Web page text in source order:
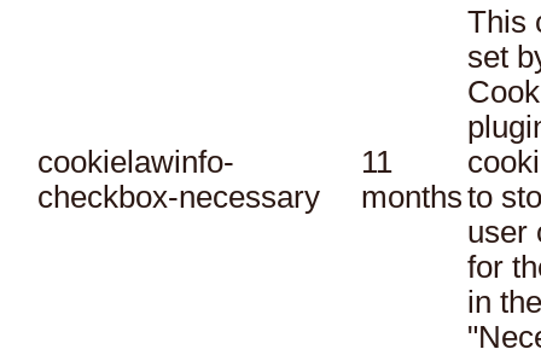
cookielawinfo-
checkbox-necessary
11
months
This
set
to
user
for
in